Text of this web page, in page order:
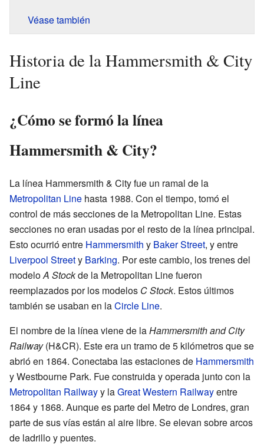
Véase también
Historia de la Hammersmith & City
Line
¿Cómo se formó la línea
Hammersmith & City?
La línea Hammersmith & City fue un ramal de la
Metropolitan Line hasta 1988. Con el tiempo, tomó el
control de más secciones de la Metropolitan Line. Estas
secciones no eran usadas por el resto de la línea principal.
Esto ocurrió entre Hammersmith y Baker Street, y entre
Liverpool Streety Barking. Por este cambio, los trenes del
modeloA Stockde la Metropolitan Line fueron
reemplazados por los modelos C Stock. Estos últimos
también se usaban en laCircle Line.
El nombre de la línea viene de laHammersmith and City
Railway(H&CR). Este era un tramo de 5 kilómetros que se
abrió en 1864. Conectaba las estaciones de Hammersmith
y Westbourne Park. Fue construida y operada junto con la
Metropolitan Railwayy laGreat Western Railwayentre
1864 y 1868. Aunque es parte del Metro de Londres, gran
parte de sus vías están al aire libre. Se elevan sobre arcos
de ladrillo y puentes.